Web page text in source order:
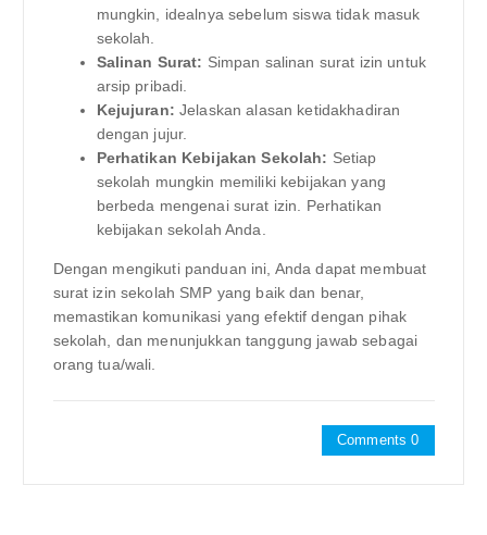
mungkin, idealnya sebelum siswa tidak masuk
sekolah.
Salinan Surat: Simpan salinan surat izin untuk
arsip pribadi.
Kejujuran: Jelaskan alasan ketidakhadiran
dengan jujur.
Perhatikan Kebijakan Sekolah: Setiap
sekolah mungkin memiliki kebijakan yang
berbeda mengenai surat izin. Perhatikan
kebijakan sekolah Anda.
Dengan mengikuti panduan ini, Anda dapat membuat
surat izin sekolah SMP yang baik dan benar,
memastikan komunikasi yang efektif dengan pihak
sekolah, dan menunjukkan tanggung jawab sebagai
orang tua/wali.
Comments 0